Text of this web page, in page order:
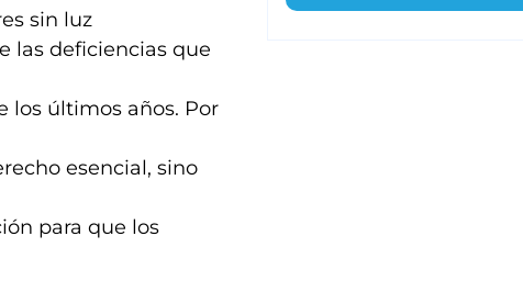
sin luz
las deficiencias que
los últimos años. Por
esencial, sino
para que los